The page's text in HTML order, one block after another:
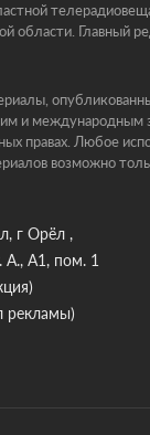
области. Главный
и международным
правах. Любое
возможно
г Орёл ,
А., А1, пом. 1
рекламы)